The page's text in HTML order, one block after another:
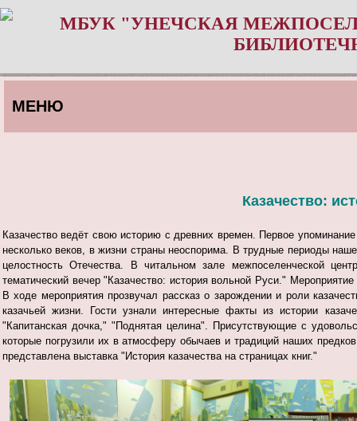
МБУК "УНЕЧСКАЯ
МЕНЮ
Казачество:
Казачество ведёт свою историю с древних времен. Первое
несколько веков, в жизни страны неоспорима. В трудные периоды
целостность Отечества.
В читальном зале межпоселенческой
тематический вечер "Казачество: история вольной Руси."
В ходе мероприятия прозвучал рассказ о зарождении и роли
казачьей жизни.
Гости узнали интересные факты из истории
"Капитанская дочка," "Поднятая целина". Присутствующие с
которые погрузили их в атмосферу обычаев и традиций наших
представлена выставка "История казачества на страницах книг."